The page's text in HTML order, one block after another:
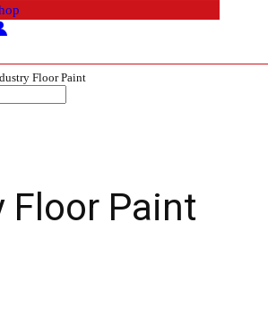
Floor Paint
Floor Paint